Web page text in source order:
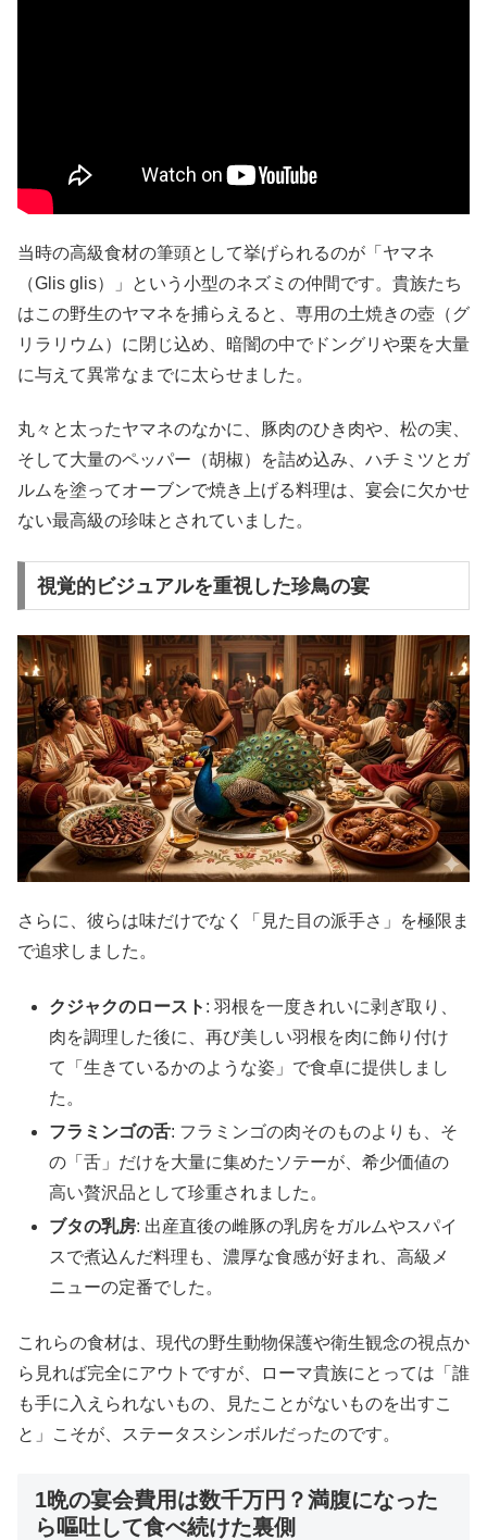
当時の高級食材の筆頭として挙げられるのが「ヤマネ
（Glis glis）」という小型のネズミの仲間です。貴族たち
はこの野生のヤマネを捕らえると、専用の土焼きの壺（グ
リラリウム）に閉じ込め、暗闇の中でドングリや栗を大量
に与えて異常なまでに太らせました。
丸々と太ったヤマネのなかに、豚肉のひき肉や、松の実、
そして大量のペッパー（胡椒）を詰め込み、ハチミツとガ
ルムを塗ってオーブンで焼き上げる料理は、宴会に欠かせ
ない最高級の珍味とされていました。
視覚的ビジュアルを重視した珍鳥の宴
さらに、彼らは味だけでなく「見た目の派手さ」を極限ま
で追求しました。
クジャクのロースト : 羽根を一度きれいに剥ぎ取り、
肉を調理した後に、再び美しい羽根を肉に飾り付け
て「生きているかのような姿」で食卓に提供しまし
た。
フラミンゴの舌: フラミンゴの肉そのものよりも、そ
の「舌」だけを大量に集めたソテーが、希少価値の
高い贅沢品として珍重されました。
ブタの乳房: 出産直後の雌豚の乳房をガルムやスパイ
スで煮込んだ料理も、濃厚な食感が好まれ、高級メ
ニューの定番でした。
これらの食材は、現代の野生動物保護や衛生観念の視点か
ら見れば完全にアウトですが、ローマ貴族にとっては「誰
も手に入えられないもの、見たことがないものを出すこ
と」こそが、ステータスシンボルだったのです。
1晩の宴会費用は数千万円？満腹になった
ら嘔吐して食べ続けた裏側